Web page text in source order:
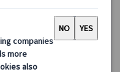
12、12/8・24・25・